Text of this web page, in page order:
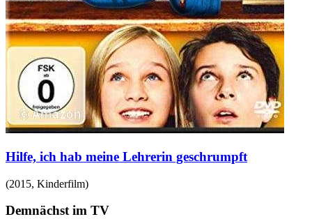
Hilfe, ich hab meine Lehrerin geschrumpft
(2015, Kinderfilm)
Demnächst im TV